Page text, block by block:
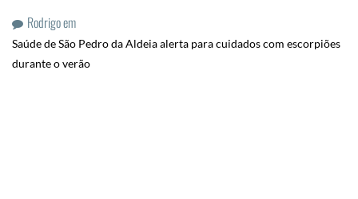
Rodrigoem
Saúde de São Pedro da Aldeia alerta para cuidados com escorpiões
durante o verão